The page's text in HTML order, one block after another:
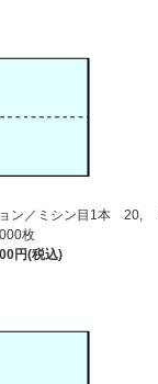
ン／ミシン目1本 20,
000枚
円(税込)